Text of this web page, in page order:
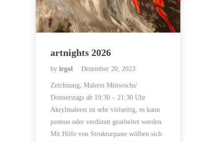
artnights 2026
by irgol Dezember 20, 2023
Zeichnung, Malerei Mittwochs/
Donnerstags ab 19:30 – 21:30 Uhr
Akrylmalerei ist sehr vielseitig, es kann
pasteus oder verdünnt gearbeitet werden.
Mit Hilfe von Strukturpaste wölben sich